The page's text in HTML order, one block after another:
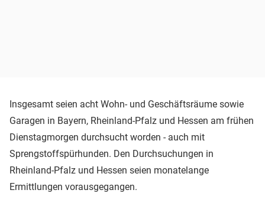
Insgesamt seien acht Wohn- und Geschäftsräume sowie
Garagen in Bayern, Rheinland-Pfalz und Hessen am frühen
Dienstagmorgen durchsucht worden - auch mit
Sprengstoffspürhunden. Den Durchsuchungen in
Rheinland-Pfalz und Hessen seien monatelange
Ermittlungen vorausgegangen.